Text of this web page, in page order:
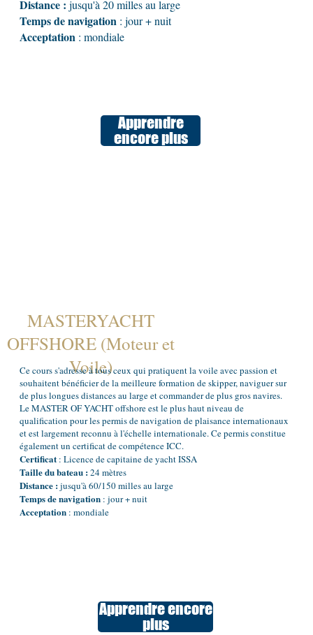
Distance : jusqu'à 20 milles au large
Temps de navigation : jour + nuit
Acceptation : mondiale
Apprendre
encore plus
MASTERYACHT
OFFSHORE (Moteur et
Voile)
Ce cours s'adresse à tous ceux qui pratiquent la voile avec passion et
souhaitent bénéficier de la meilleure formation de skipper, naviguer sur
de plus longues distances au large et commander de plus gros navires.
Le MASTER OF YACHT offshore est le plus haut niveau de
qualification pour les permis de navigation de plaisance internationaux
et est largement reconnu à l'échelle internationale. Ce permis constitue
également un certificat de compétence ICC.
Certificat: Licence de capitaine de yacht ISSA
Taille du bateau :24 mètres
Distance :jusqu'à 60/150 milles au large
Temps de navigation: jour + nuit
Acceptation: mondiale
Apprendre encore
plus